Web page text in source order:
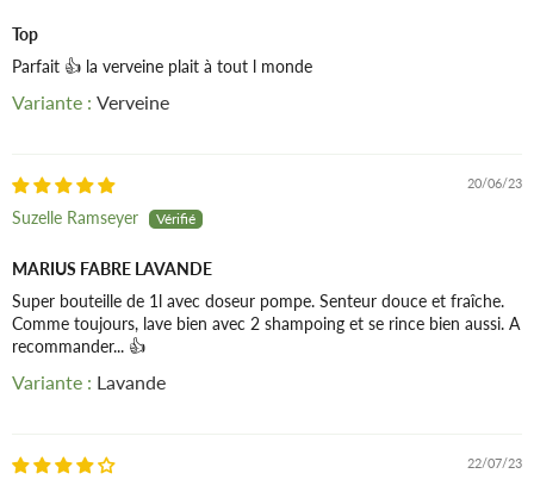
Extrait de fleurs et de feuilles de verveine
Ingrédients (INCI) : Aqua, ammonium lauryl sulfate, sodium
glycerin, benzoic acid, xanthan gum, verbena officinalis
flower/leaf extract, citric acid, sodium benzoate, potassium
Top
Parfait 👍 la verveine plait à tout l monde
Verveine
20/06/23
Suzelle Ramseyer
MARIUS FABRE LAVANDE
Super bouteille de 1l avec doseur pompe. Senteur douce et fraîche.
Comme toujours, lave bien avec 2 shampoing et se rince bien aussi. A
recommander... 👍
Lavande
22/07/23